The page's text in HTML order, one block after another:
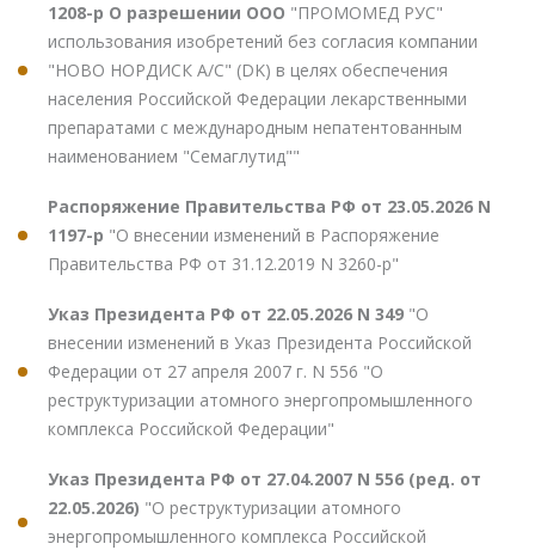
1208-р О разрешении ООО "ПРОМОМЕД РУС"
использования изобретений без согласия компании
"НОВО НОРДИСК А/С" (DK) в целях обеспечения
населения Российской Федерации лекарственными
препаратами с международным непатентованным
наименованием "Семаглутид""
Распоряжение Правительства РФ от 23.05.2026 N
1197-р "О внесении изменений в Распоряжение
Правительства РФ от 31.12.2019 N 3260-р"
Указ Президента РФ от 22.05.2026 N 349 "О
внесении изменений в Указ Президента Российской
Федерации от 27 апреля 2007 г. N 556 "О
реструктуризации атомного энергопромышленного
комплекса Российской Федерации"
Указ Президента РФ от 27.04.2007 N 556 (ред. от
22.05.2026) "О реструктуризации атомного
энергопромышленного комплекса Российской